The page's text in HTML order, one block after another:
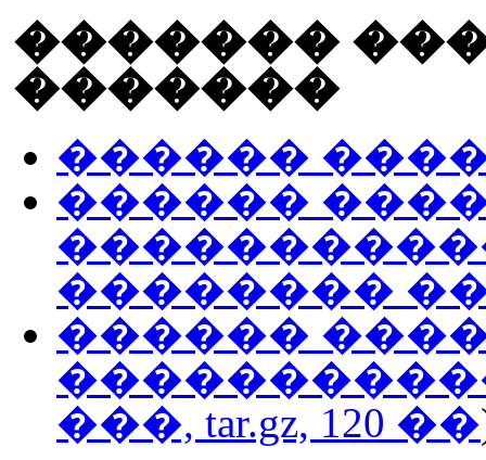
�������
�������
������ ������,
������
�������� ���,
������
���, tar.gz, 120 ��